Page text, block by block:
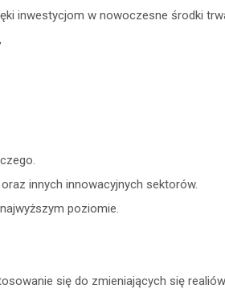
inwestycjom w nowoczesne środki
innych innowacyjnych sektorów.
poziomie.
się do zmieniających się